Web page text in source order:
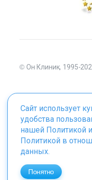
© Он Клиник, 1995-
Материалы сайта
Сайт использует
удобства
нашей Политикой
Политикой в
данных.
Понятно